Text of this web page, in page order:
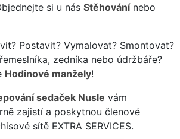
si u nás Stěhovánínebo
Postavit? Vymalovat? Smontovat?
zedníka nebo údržbáře?
Hodinové manžely!
sedaček Nusle vám
zajistí a poskytnou členové
sítě EXTRA SERVICES.